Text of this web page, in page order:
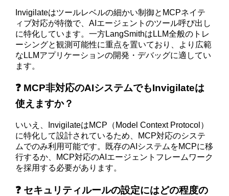
Invigilateはツールレベルの細かい制御とMCPネイテ
ィブ対応が特徴で、AIエージェントのツール呼び出し
に特化しています。一方LangSmithはLLM全般のトレ
ーシングと観測可能性に重点を置いており、より広範
なLLMアプリケーションの開発・デバッグに適してい
ます。
❓ MCP非対応のAIシステムでもInvigilateは
使えますか？
いいえ、InvigilateはMCP（Model Context Protocol）
に特化して設計されているため、MCP対応のシステ
ムでのみ利用可能です。既存のAIシステムをMCPに移
行するか、MCP対応のAIエージェントフレームワーク
を採用する必要があります。
❓ セキュリティルールの設定にはどの程度の